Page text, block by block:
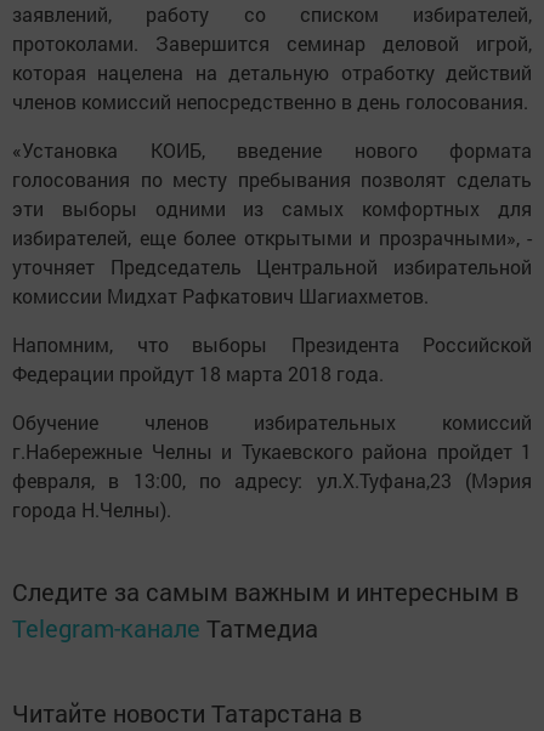
заявлений, работу со списком избирателей,
протоколами. Завершится семинар деловой игрой,
которая нацелена на детальную отработку действий
членов комиссий непосредственно в день голосования.
«Установка КОИБ, введение нового формата
голосования по месту пребывания позволят сделать
эти выборы одними из самых комфортных для
избирателей, еще более открытыми и прозрачными», -
уточняет Председатель Центральной избирательной
комиссии Мидхат Рафкатович Шагиахметов.
Напомним, что выборы Президента Российской
Федерации пройдут 18 марта 2018 года.
Обучение членов избирательных комиссий
г.Набережные Челны и Тукаевского района пройдет 1
февраля, в 13:00, по адресу: ул.Х.Туфана,23 (Мэрия
города Н.Челны).
Следите за самым важным и интересным в
Telegram-канале Татмедиа
Читайте новости Татарстана в